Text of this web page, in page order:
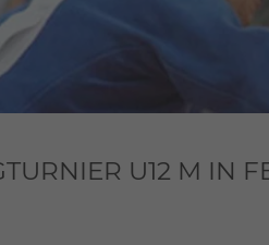
U12 M IN